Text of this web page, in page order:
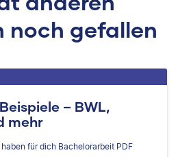
noch gefallen
– BWL,
mehr
für dich Bachelorarbeit PDF